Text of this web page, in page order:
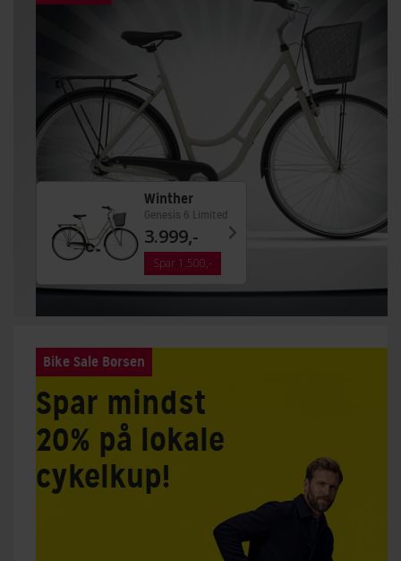
Winther
Genesis 6 Limited
3.999,-
Spar 1.500,-
Bike Sale Børsen
Spar mindst
20% på lokale
cykelkup!